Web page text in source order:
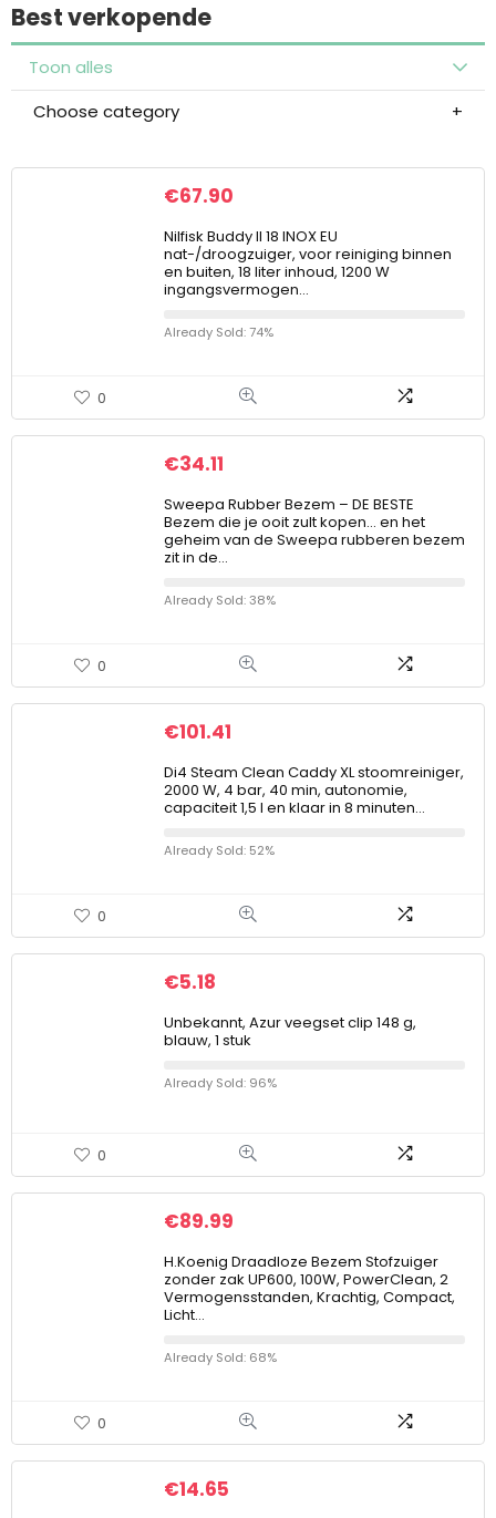
Best verkopende
Toon alles
Choose category
€67.90
Nilfisk Buddy II 18 INOX EU
nat-/droogzuiger, voor reiniging binnen
en buiten, 18 liter inhoud, 1200 W
ingangsvermogen…
Already Sold: 74%
0
€34.11
Sweepa Rubber Bezem – DE BESTE
Bezem die je ooit zult kopen… en het
geheim van de Sweepa rubberen bezem
zit in de…
Already Sold: 38%
0
€101.41
Di4 Steam Clean Caddy XL stoomreiniger,
2000 W, 4 bar, 40 min, autonomie,
capaciteit 1,5 l en klaar in 8 minuten…
Already Sold: 52%
0
€5.18
Unbekannt, Azur veegset clip 148 g,
blauw, 1 stuk
Already Sold: 96%
0
€89.99
H.Koenig Draadloze Bezem Stofzuiger
zonder zak UP600, 100W, PowerClean, 2
Vermogensstanden, Krachtig, Compact,
Licht…
Already Sold: 68%
0
€14.65